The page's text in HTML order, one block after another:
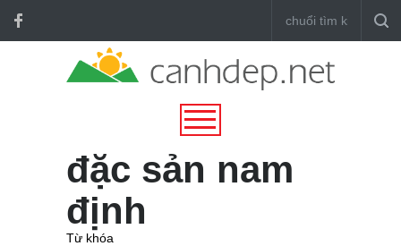
đặc sản nam
định
Từ khóa